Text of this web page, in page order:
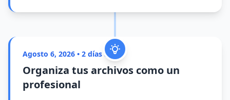
Agosto 6, 2026 • 2 días atrás
Organiza tus archivos como un
profesional